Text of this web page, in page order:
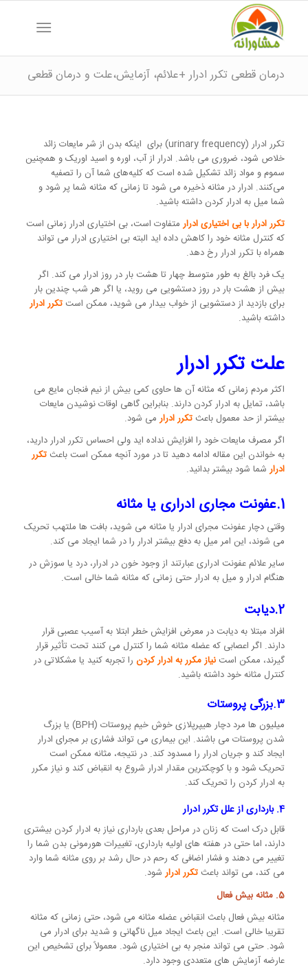
درمان قطعی تکرر ادرار +علائم، آزمایش،علت و درمان قطعی
تکرر ادرار (urinary frequency) برای اینکه بدن از شر مایعات زائد
خلاص شود، ضروری می باشد. ادرار از آب، اوره و اسید اوریک و همچنین
سموم و مواد زائد تشکیل شده است که کلیه‌های شما آن را تصفیه
می‌کنند. ادرار در مثانه ذخیره می شود تا زمانی که مثانه شما پر شود و
شما میل به ادرار کردن داشته باشید.
تکرر ادرار با بی اختیاری ادرارمتفاوت است، بی اختیاری ادرار زمانی است
که کنترل مثانه خود را کاهش داده اید البته بی اختیاری ادرار می تواند
همراه با تکرر ادرار رخ دهد.
یک فرد بالغ به طور متوسط ​​چهار تا هشت بار در روز ادرار می کند. اگر
بیش از هشت بار در روز دستشویی می روید، یا اگر هر شب چندین بار
برای بازدید از دستشویی از خواب بیدار می شوید، ممکن است تکرر ادرار
داشته باشید.
علت تکرر ادرار
اکثر مردم زمانی که مثانه آن ها حاوی کمی بیش از نیم فنجان مایع می
باشد، تمایل به ادرار کردن دارند. بنابراین گاهی اوقات نوشیدن مایعات
بیشتر از حد معمول باعث تکرر ادرارمی شود.
اگر مصرف مایعات خود را افزایش نداده اید ولی احساس تکرر ادرار دارید،
به خواندن این مقاله ادامه دهید تا در مورد آنچه ممکن است باعث تکرر
ادرارشما شود بیشتر بدانید.
1.عفونت مجاری ادراری یا مثانه
وقتی دچار عفونت مجرای ادرار یا مثانه می شوید، بافت ها ملتهب تحریک
می شوند، این امر میل به دفع بیشتر ادرار را در شما ایجاد می کند.
سایر علائم عفونت ادراری عبارتند از وجود خون در ادرار، درد یا سوزش در
هنگام ادرار و میل به ادرار حتی زمانی که مثانه شما خالی است.
2.دیابت
افراد مبتلا به دیابت در معرض افزایش خطر ابتلا به آسیب عصبی قرار
دارند. اگر اعصابی که عضله مثانه شما را کنترل می کنند تحت تأثیر قرار
گیرند، ممکن است نیاز مکرر به ادرار کردنرا تجربه کنید یا مشکلاتی در
کنترل مثانه خود داشته باشید.
3.بزرگی پروستات
میلیون ها مرد دچار هیپرپلازی خوش خیم پروستات (BPH) یا بزرگ
شدن پروستات می باشند. این بیماری می تواند فشاری بر مجرای ادرار
ایجاد کند و جریان ادرار را مسدود کند. در نتیجه، مثانه ممکن است
تحریک شود و با کوچکترین مقدار ادرار شروع به انقباض کند و نیاز مکرر
به ادرار کردن را تحریک کند.
4. بارداری از علل تکرر ادرار
قابل درک است که زنان در مراحل بعدی بارداری نیاز به ادرار کردن بیشتری
دارند، اما حتی در هفته های اولیه بارداری، تغییرات هورمونی بدن شما را
تغییر می دهند و فشار اضافی که رحم در حال رشد بر روی مثانه شما وارد
می کند، می تواند باعث تکرر ادرارشود.
5. مثانه بیش فعال
مثانه بیش فعال باعث انقباض عضله مثانه می شود، حتی زمانی که مثانه
تقریبا خالی است. این باعث ایجاد میل ناگهانی و شدید برای ادرار می
شود. حتی می تواند منجر به بی اختیاری شود. معمولاً برای تشخیص این
عارضه آزمایش های متعددی وجود دارد.